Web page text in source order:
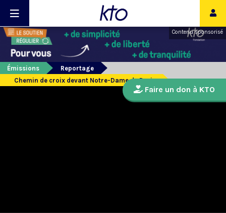
Contenu sponsorisé
Émissions
Reportage
Chemin de croix devant Notre-Dame de Paris
Faire un don à KTO